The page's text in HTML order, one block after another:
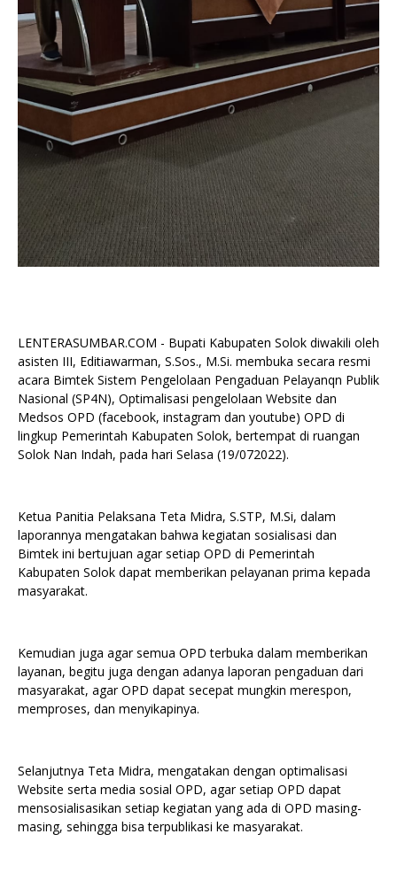
LENTERASUMBAR.COM - Bupati Kabupaten Solok diwakili oleh
asisten III, Editiawarman, S.Sos., M.Si. membuka secara resmi
acara Bimtek Sistem Pengelolaan Pengaduan Pelayanqn Publik
Nasional (SP4N), Optimalisasi pengelolaan Website dan
Medsos OPD (facebook, instagram dan youtube) OPD di
lingkup Pemerintah Kabupaten Solok, bertempat di ruangan
Solok Nan Indah, pada hari Selasa (19/072022).
Ketua Panitia Pelaksana Teta Midra, S.STP, M.Si, dalam
laporannya mengatakan bahwa kegiatan sosialisasi dan
Bimtek ini bertujuan agar setiap OPD di Pemerintah
Kabupaten Solok dapat memberikan pelayanan prima kepada
masyarakat.
Kemudian juga agar semua OPD terbuka dalam memberikan
layanan, begitu juga dengan adanya laporan pengaduan dari
masyarakat, agar OPD dapat secepat mungkin merespon,
memproses, dan menyikapinya.
Selanjutnya Teta Midra, mengatakan dengan optimalisasi
Website serta media sosial OPD, agar setiap OPD dapat
mensosialisasikan setiap kegiatan yang ada di OPD masing-
masing, sehingga bisa terpublikasi ke masyarakat.